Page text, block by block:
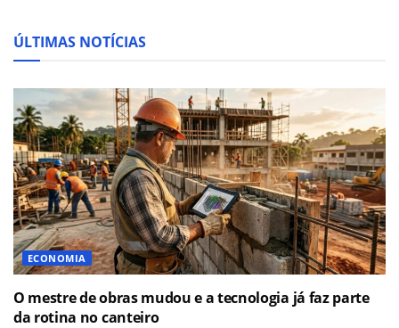
ÚLTIMAS NOTÍCIAS
ECONOMIA
O mestre de obras mudou e a tecnologia já faz parte
da rotina no canteiro